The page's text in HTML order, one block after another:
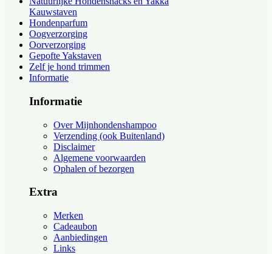
Kauwstaven
Hondenparfum
Oogverzorging
Oorverzorging
Gepofte Yakstaven
Zelf je hond trimmen
Informatie
Informatie
Over Mijnhondenshampoo
Verzending (ook Buitenland)
Disclaimer
Algemene voorwaarden
Ophalen of bezorgen
Extra
Merken
Cadeaubon
Aanbiedingen
Links